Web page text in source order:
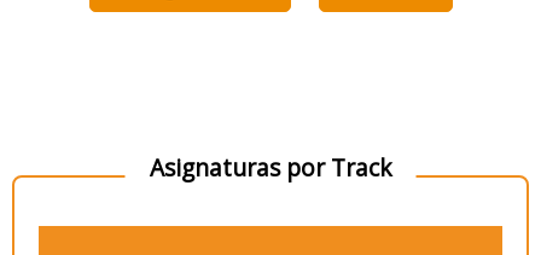
Asignaturas por Track